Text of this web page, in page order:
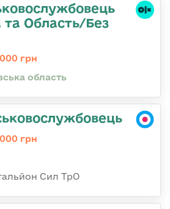
Область/Без
грн
область
грн
Сил ТрО